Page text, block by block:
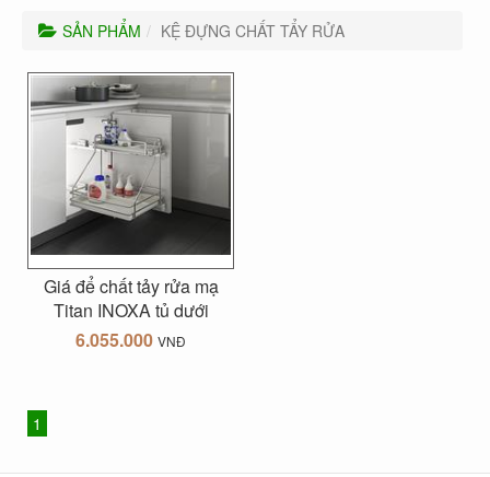
SẢN PHẨM KỆ ĐỰNG CHẤT TẨY RỬA
Giá để chất tảy rửa mạ
Titan INOXA tủ dưới
6.055.000 VNĐ
1